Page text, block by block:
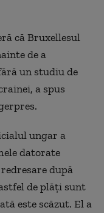
că Bruxellesul
de a
un studiu de
a spus
ungar a
datorate
după
de plăţi sunt
este scăzut. El a